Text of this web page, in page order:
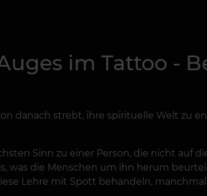
im Tattoo -
danach strebt, ihre spirituelle Welt zu
Sinn zu einer Person, die nicht auf
was die Menschen um ihn herum
Lehre mit Spott behandeln,